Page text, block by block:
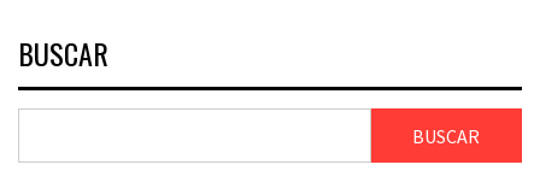
BUSCAR
BUSCAR